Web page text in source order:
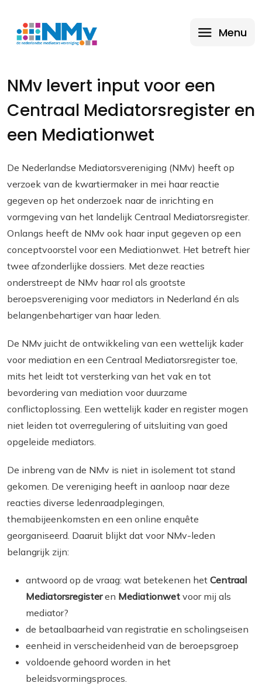
Menu
NMv levert input voor een
Centraal Mediatorsregister en
een Mediationwet
De Nederlandse Mediatorsvereniging (NMv) heeft op
verzoek van de kwartiermaker in mei haar reactie
gegeven op het onderzoek naar de inrichting en
vormgeving van het landelijk Centraal Mediatorsregister.
Onlangs heeft de NMv ook haar input gegeven op een
conceptvoorstel voor een Mediationwet. Het betreft hier
twee afzonderlijke dossiers. Met deze reacties
onderstreept de NMv haar rol als grootste
beroepsvereniging voor mediators in Nederland én als
belangenbehartiger van haar leden.
De NMv juicht de ontwikkeling van een wettelijk kader
voor mediation en een Centraal Mediatorsregister toe,
mits het leidt tot versterking van het vak en tot
bevordering van mediation voor duurzame
conflictoplossing. Een wettelijk kader en register mogen
niet leiden tot overregulering of uitsluiting van goed
opgeleide mediators.
De inbreng van de NMv is niet in isolement tot stand
gekomen. De vereniging heeft in aanloop naar deze
reacties diverse ledenraadplegingen,
themabijeenkomsten en een online enquête
georganiseerd. Daaruit blijkt dat voor NMv-leden
belangrijk zijn:
antwoord op de vraag: wat betekenen het Centraal
Mediatorsregisteren Mediationwet voor mij als
mediator?
de betaalbaarheid van registratie en scholingseisen
eenheid in verscheidenheid van de beroepsgroep
voldoende gehoord worden in het
beleidsvormingsproces.